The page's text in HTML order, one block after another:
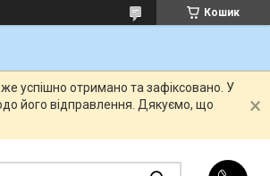
Кошик
успішно отримано та зафіксовано. У
його відправлення. Дякуємо, що